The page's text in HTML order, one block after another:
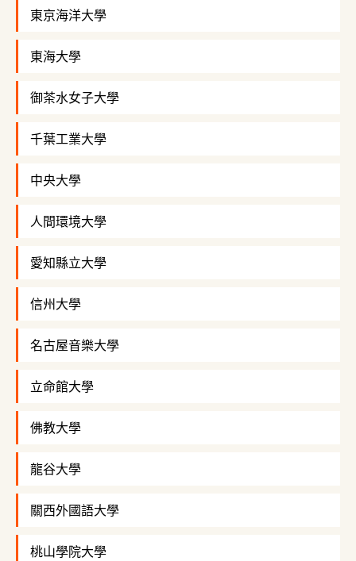
東京海洋大學
東海大學
御茶水女子大學
千葉工業大學
中央大學
人間環境大學
愛知縣立大學
信州大學
名古屋音樂大學
立命館大學
佛教大學
龍谷大學
關西外國語大學
桃山學院大學